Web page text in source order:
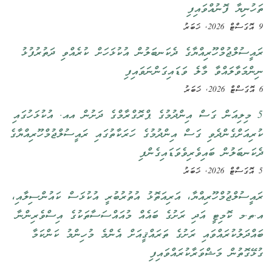
ތަހުނިޔާ ފޮނުއްވައިފި
9 އޮގަސްޓް 2026, ޚަބަރު
ރައީސުލްޖުމްހޫރިއްޔާގެ ދެކަނބަލުން އުކުޅަހަށް ކުރެއްވި ދަތުރުފުޅު
ނިންމަވާލައްވާ މާލެ ވަޑައިގަންނަވައިފި
6 އޮގަސްޓް 2026, ޚަބަރު
5 މިލިއަން ގަސް އިންދުމުގެ ޕްރޮގްރާމްގެ ދަށުން އއ. އުކުޅަހުގައި
ކުރިއަށްގެންދެވި ގަސް އިންދުމުގެ ހަރަކާތުގައި ރައީސުލްޖުމްހޫރިއްޔާގެ
ދެކަނބަލުން ބައިވެރިވެވަޑައިގެންފި
5 އޮގަސްޓް 2026, ޚަބަރު
ރައީސުލްޖުމްހޫރިއްޔާ، އަރިއަތޮޅު އުތުރުބުރީ އުކުޅަސް ކައުންސިލާއި،
އ.ތ.މ ކޮމިޓީ އަދި ރަށުގެ ބައެއް މުއައްސަސާތަކުގެ އިސްވެރިންނާ
ބައްދަލުކުރައްވައި ރަށުގެ ތަރައްޤީއަށް އެންމެ މުހިންމު ކަންކަމާ
ގުޅޭގޮތުން މަޝްވަރާކުރައްވައިފި